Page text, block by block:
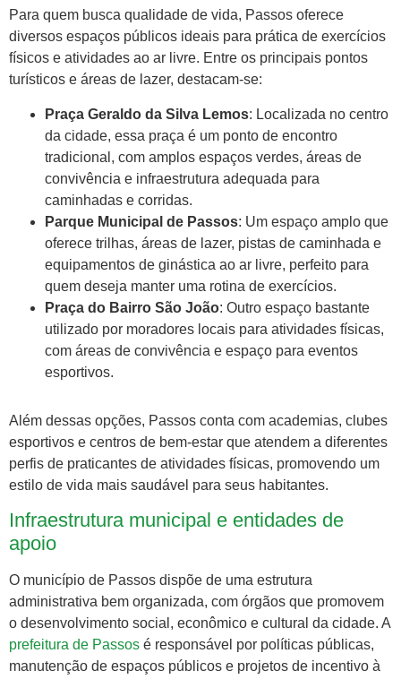
Para quem busca qualidade de vida, Passos oferece
diversos espaços públicos ideais para prática de exercícios
físicos e atividades ao ar livre. Entre os principais pontos
turísticos e áreas de lazer, destacam-se:
Praça Geraldo da Silva Lemos: Localizada no centro
da cidade, essa praça é um ponto de encontro
tradicional, com amplos espaços verdes, áreas de
convivência e infraestrutura adequada para
caminhadas e corridas.
Parque Municipal de Passos: Um espaço amplo que
oferece trilhas, áreas de lazer, pistas de caminhada e
equipamentos de ginástica ao ar livre, perfeito para
quem deseja manter uma rotina de exercícios.
Praça do Bairro São João: Outro espaço bastante
utilizado por moradores locais para atividades físicas,
com áreas de convivência e espaço para eventos
esportivos.
Além dessas opções, Passos conta com academias, clubes
esportivos e centros de bem-estar que atendem a diferentes
perfis de praticantes de atividades físicas, promovendo um
estilo de vida mais saudável para seus habitantes.
Infraestrutura municipal e entidades de
apoio
O município de Passos dispõe de uma estrutura
administrativa bem organizada, com órgãos que promovem
o desenvolvimento social, econômico e cultural da cidade. A
prefeitura de Passos é responsável por políticas públicas,
manutenção de espaços públicos e projetos de incentivo à